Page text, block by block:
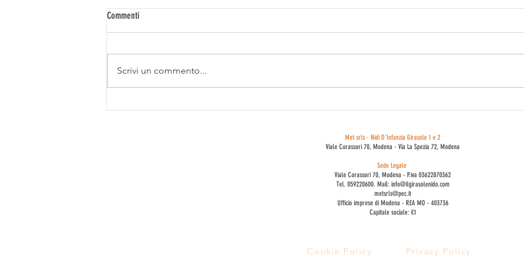
Centri Estivi Nidi Girasole
Commenti
Scrivi un commento...
Met srls - Nidi D'Infanzia Girasole 1 e 2
Viale Corassori 70, Modena - Via La Spezia 72, Modena
Sede Legale
Viale Corassori 70, Modena - P.iva 03622870362
Tel. 059220600. Mail: info@ilgirasolenido.com
metsrls@pec.it
Ufficio imprese di Modena - REA MO - 403736
Capitale sociale: €1
Cookie Policy Privacy Policy